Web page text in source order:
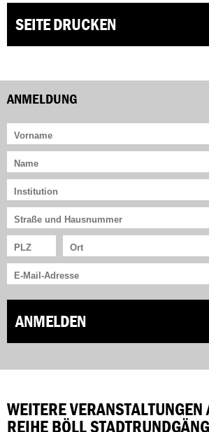
SEITE DRUCKEN
ANMELDUNG
ANMELDEN
WEITERE VERANSTALTUNGEN
REIHE BÖLL